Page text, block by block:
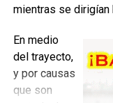
mientras se dirigían
En medio
del trayecto,
y por causas
que son